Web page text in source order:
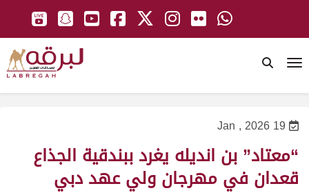
19 Jan , 2026
“معتاد” بن انديله يغرد ببندقية الجذاع
قعدان في مهرجان ولي عهد دبي